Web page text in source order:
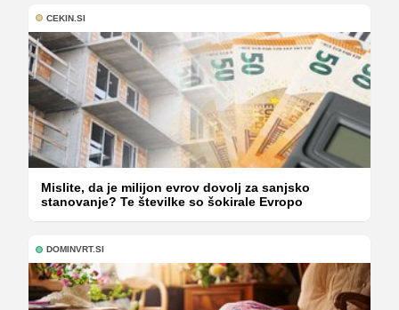
CEKIN.SI
Mislite, da je milijon evrov dovolj za sanjsko
stanovanje? Te številke so šokirale Evropo
DOMINVRT.SI